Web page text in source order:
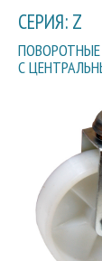
СЕРИЯ: Z
ПОВОРОТНЫЕ
С